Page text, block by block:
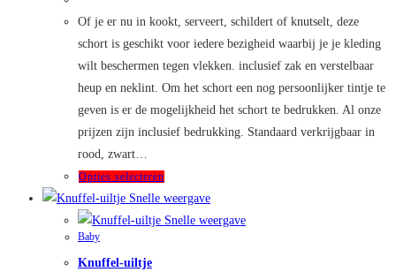
€26,50
Of je er nu in kookt, serveert, schildert of knutselt, deze
schort is geschikt voor iedere bezigheid waarbij je je kleding
wilt beschermen tegen vlekken. inclusief zak en verstelbaar
heup en neklint. Om het schort een nog persoonlijker tintje te
geven is er de mogelijkheid het schort te bedrukken. Al onze
prijzen zijn inclusief bedrukking. Standaard verkrijgbaar in
rood, zwart…
Opties selecteren
product
heeft
Snelle weergave
Snelle weergave
Baby
Knuffel-uiltje